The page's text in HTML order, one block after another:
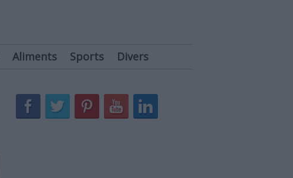
Aliments Sports Divers